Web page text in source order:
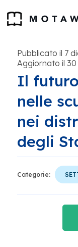
Pubblicato il 7
Aggiornato il 30
Il
nelle
nei
degli
Categorie: